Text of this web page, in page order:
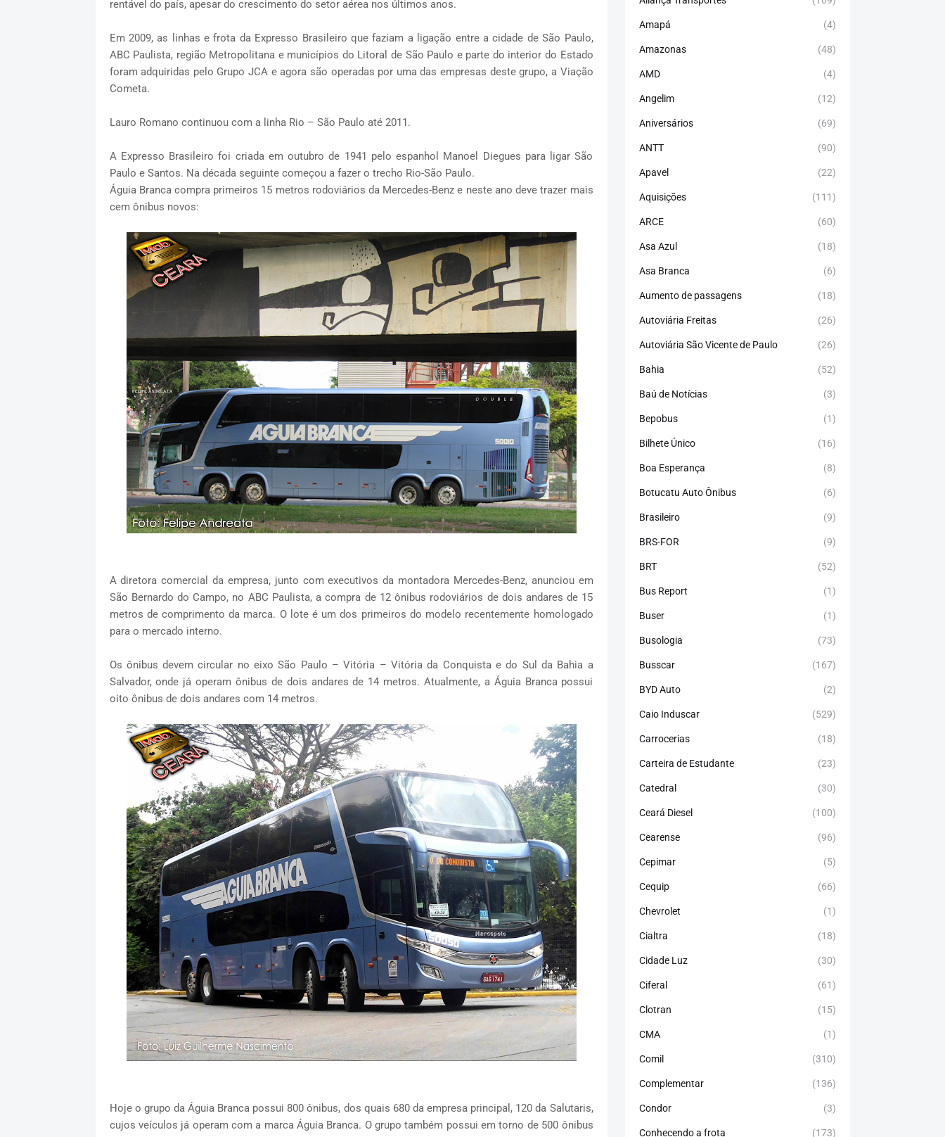
rentável do país, apesar do crescimento do setor aérea nos últimos anos.
Em 2009, as linhas e frota da Expresso Brasileiro que faziam a ligação entre a cidade de São Paulo,
ABC Paulista, região Metropolitana e municípios do Litoral de São Paulo e parte do interior do Estado
foram adquiridas pelo Grupo JCA e agora são operadas por uma das empresas deste grupo, a Viação
Cometa.
Lauro Romano continuou com a linha Rio – São Paulo até 2011.
A Expresso Brasileiro foi criada em outubro de 1941 pelo espanhol Manoel Diegues para ligar São
Paulo e Santos. Na década seguinte começou a fazer o trecho Rio-São Paulo.
Águia Branca compra primeiros 15 metros rodoviários da Mercedes-Benz e neste ano deve trazer mais
cem ônibus novos:
A diretora comercial da empresa, junto com executivos da montadora Mercedes-Benz, anunciou em
São Bernardo do Campo, no ABC Paulista, a compra de 12 ônibus rodoviários de dois andares de 15
metros de comprimento da marca. O lote é um dos primeiros do modelo recentemente homologado
para o mercado interno.
Os ônibus devem circular no eixo São Paulo – Vitória – Vitória da Conquista e do Sul da Bahia a
Salvador, onde já operam ônibus de dois andares de 14 metros. Atualmente, a Águia Branca possui
oito ônibus de dois andares com 14 metros.
Hoje o grupo da Águia Branca possui 800 ônibus, dos quais 680 da empresa principal, 120 da Salutaris,
cujos veículos já operam com a marca Águia Branca. O grupo também possui em torno de 500 ônibus
Amapá (4)
Amazonas (48)
AMD (4)
Angelim (12)
Aniversários (69)
ANTT (90)
Apavel (22)
Aquisições (111)
ARCE (60)
Asa Azul (18)
Asa Branca (6)
Aumento de passagens (18)
Autoviária Freitas (26)
Autoviária São Vicente de Paulo (26)
Bahia (52)
Baú de Notícias (3)
Bepobus (1)
Bilhete Único (16)
Boa Esperança (8)
Botucatu Auto Ônibus (6)
Brasileiro (9)
BRS-FOR (9)
BRT (52)
Bus Report (1)
Buser (1)
Busologia (73)
Busscar (167)
BYD Auto (2)
Caio Induscar (529)
Carrocerias (18)
Carteira de Estudante (23)
Catedral (30)
Ceará Diesel (100)
Cearense (96)
Cepimar (5)
Cequip (66)
Chevrolet (1)
Cialtra (18)
Cidade Luz (30)
Ciferal (61)
Clotran (15)
CMA (1)
Comil (310)
Complementar (136)
Condor (3)
Conhecendo a frota (173)